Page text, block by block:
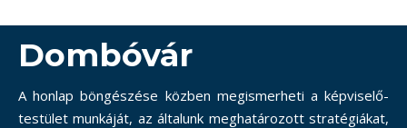
Dombóvár
A honlap böngészése közben megismerheti a képviselő-
testület munkáját, az általunk meghatározott stratégiákat,